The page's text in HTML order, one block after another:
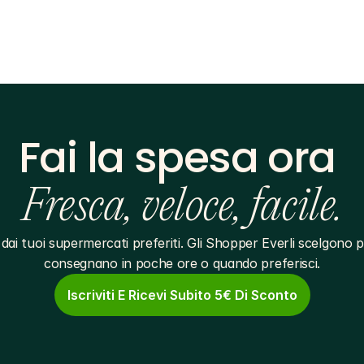
Fai la spesa ora
Fresca, veloce, facile.
tuoi supermercati preferiti. Gli Shopper Everli scelgono
consegnano in poche ore o quando preferisci.
Iscriviti E Ricevi Subito 5€ Di Sconto